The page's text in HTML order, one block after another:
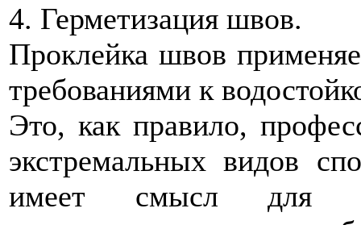
4. Герметизация швов.
Проклейка швов
требованиями к
Это, как правило,
экстремальных видов
имеет смысл для